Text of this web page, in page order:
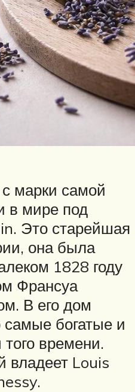
марки самой
в мире под
Это старейшая
она была
1828 году
Франсуа
В его дом
самые богатые и
времени.
владеет Louis